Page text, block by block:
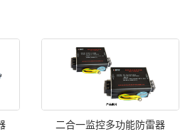
二合一监控多功能防雷器